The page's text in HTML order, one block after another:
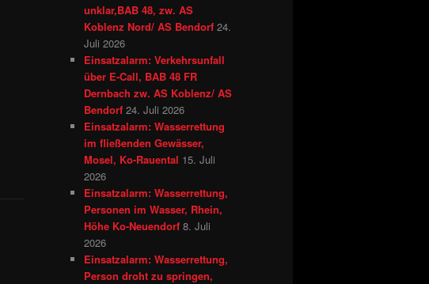
unklar,BAB 48, zw. AS
Koblenz Nord/ AS Bendorf 24.
Juli 2026
Einsatzalarm: Verkehrsunfall
über E-Call, BAB 48 FR
Dernbach zw. AS Koblenz/ AS
Bendorf 24. Juli 2026
Einsatzalarm: Wasserrettung
im fließenden Gewässer,
Mosel, Ko-Rauental 15. Juli
2026
Einsatzalarm: Wasserrettung,
Personen im Wasser, Rhein,
Höhe Ko-Neuendorf 8. Juli
2026
Einsatzalarm: Wasserrettung,
Person droht zu springen,